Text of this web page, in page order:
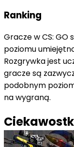
Ranking
Gracze w CS: GO
poziomu
Rozgrywka jest
gracze są
podobnym
na wygraną.